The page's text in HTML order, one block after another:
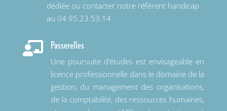
dédiée ou contacter notre référent handicap
au 04.95.23.53.14
 Passerelles
Une poursuite d’études est envisageable en
licence professionnelle dans le domaine de la
gestion, du management des organisations,
de la comptabilité, des ressources humaines,